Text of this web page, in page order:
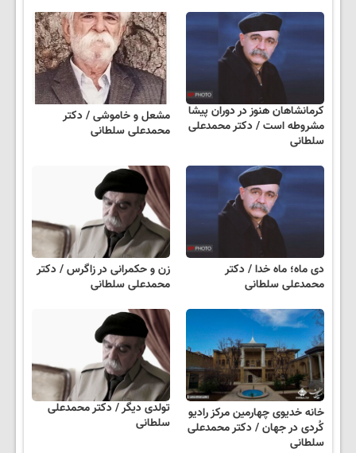
کرمانشاهان هنوز در دوران پیشا
مشروطه است / دکتر محمدعلی
سلطانی
مشعل و خاموشی / دکتر
محمدعلی سلطانی
دی ماه؛ ماه خدا / دکتر
محمدعلی سلطانی
زن و حکمرانی در زاگرس / دکتر
محمدعلی سلطانی
خانه خدیوی چهارمین مرکز رادیو
کُردی در جهان / دکتر محمدعلی
سلطانی
تولدی دیگر / دکتر محمدعلی
سلطانی